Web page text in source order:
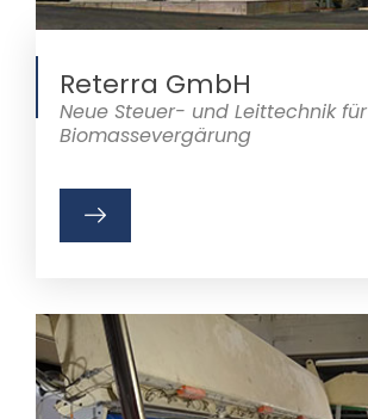
Reterra GmbH
Neue Steuer- und Leittechnik für
Biomassevergärung